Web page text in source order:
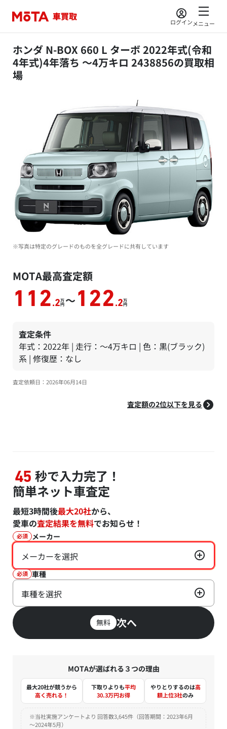
ログインメニュー
ホンダ N-BOX 660 L ターボ 2022年式(令和
4年式)4年落ち ～4万キロ 2438856の買取相
場
※写真は特定のグレードのものを全グレードに共有しています
MOTA最高査定額
112 .2万
円 ～ 122 .2万
円
査定条件
年式：2022年 | 走行：～4万キロ | 色：黒(ブラック)
系 | 修復歴：なし
査定依頼日：2026年06月14日
査定額の2位以下を見る
45 秒で入力完了！
簡単ネット車査定
最短3時間後最大20社から、
愛車の査定結果を無料でお知らせ！
必須 メーカー
メーカーを選択
必須 車種
車種を選択
無料 次へ
MOTAが選ばれる３つの理由
最大20社が競うから
高く売れる！
下取りよりも平均
30.3万円お得
やりとりするのは高
額上位3社のみ
※当社実施アンケートより 回答数3,645件（回答期間：2023年6月
～2024年5月）